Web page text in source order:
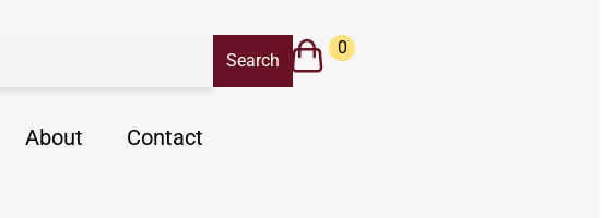
About Contact
0